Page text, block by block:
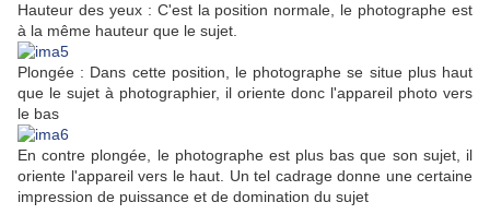
Hauteur des yeux : C'est la position normale, le photographe est
à la même hauteur que le sujet.
Plongée : Dans cette position, le photographe se situe plus haut
que le sujet à photographier, il oriente donc l'appareil photo vers
le bas
En contre plongée, le photographe est plus bas que son sujet, il
oriente l'appareil vers le haut. Un tel cadrage donne une certaine
impression de puissance et de domination du sujet